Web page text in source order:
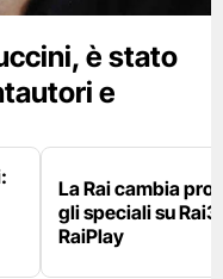
è stato
e
La Rai cambia
gli speciali su
RaiPlay